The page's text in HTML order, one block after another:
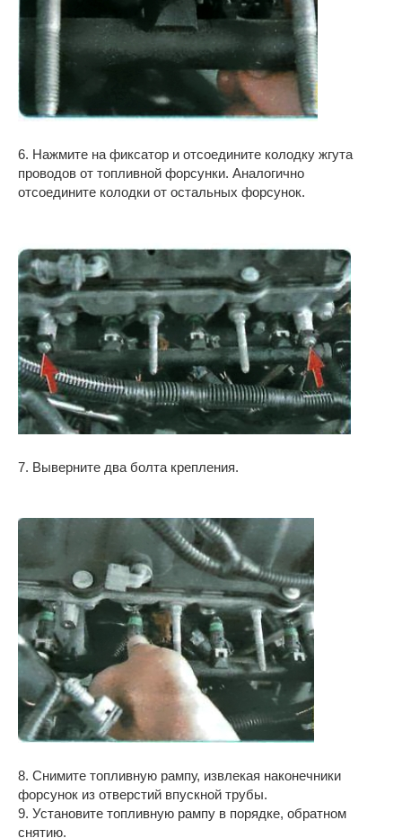
6. Нажмите на фиксатор и отсоедините колодку жгута
проводов от топливной форсунки. Аналогично
отсоедините колодки от остальных форсунок.
7. Выверните два болта крепления.
8. Снимите топливную рампу, извлекая наконечники
форсунок из отверстий впускной трубы.
9. Установите топливную рампу в порядке, обратном
снятию.